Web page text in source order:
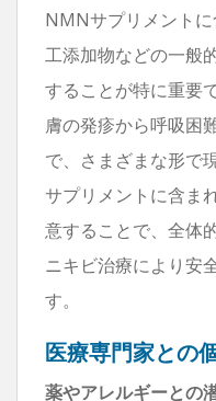
NMNサプリメント
工添加物などの一般
することが特に重要
膚の発疹から呼吸困
で、さまざまな形で
サプリメントに含ま
意することで、全体
ニキビ治療により安
す。
医療専門家との
薬やアレルギーとの